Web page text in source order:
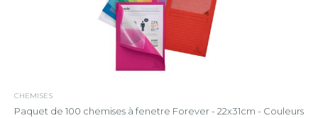
CHEMISES
Paquet de 100 chemises à fenetre Forever - 22x31cm - Couleurs